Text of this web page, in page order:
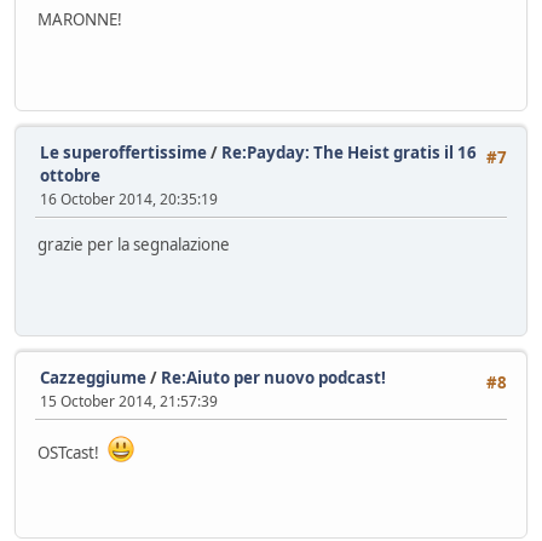
MARONNE!
#7
Le superoffertissime/ Re:Payday: The Heist gratis il 16
ottobre
16 October 2014, 20:35:19
grazie per la segnalazione
#8
Cazzeggiume/ Re:Aiuto per nuovo podcast!
15 October 2014, 21:57:39
OSTcast!